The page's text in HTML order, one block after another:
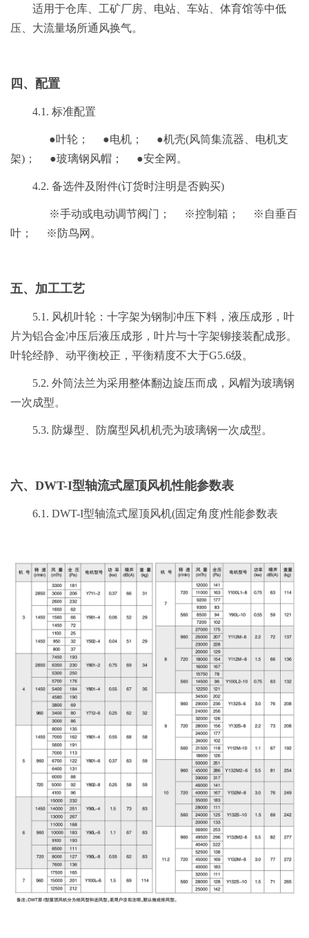
适用于仓库、工矿厂房、电站、车站、体育馆等中低
压、大流量场所通风换气。
四、配置
4.1. 标准配置
●叶轮； ●电机； ●机壳(风筒集流器、电机支
架)； ●玻璃钢风帽； ●安全网。
4.2. 备选件及附件(订货时注明是否购买)
※手动或电动调节阀门； ※控制箱； ※自垂百
叶； ※防鸟网。
五、加工工艺
5.1. 风机叶轮：十字架为钢制冲压下料，液压成形，叶
片为铝合金冲压后液压成形，叶片与十字架铆接装配成形。
叶轮经静、动平衡校正，平衡精度不大于G5.6级。
5.2. 外筒法兰为采用整体翻边旋压而成，风帽为玻璃钢
一次成型。
5.3. 防爆型、防腐型风机机壳为玻璃钢一次成型。
六、DWT-I型轴流式屋顶风机性能参数表
6.1. DWT-I型轴流式屋顶风机(固定角度)性能参数表